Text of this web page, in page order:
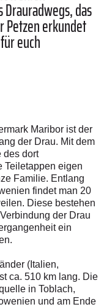
das
Petzen erkundet
euch
Maribor ist der
der Drau. Mit dem
des dort
Teiletappen eigen
Familie. Entlang
findet man 20
Diese bestehen
der Drau
ein
(Italien,
ca. 510 km lang. Die
in Toblach,
und am Ende